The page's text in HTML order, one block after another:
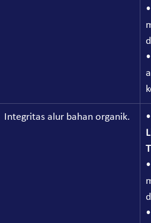
Integritas alur bahan organik.